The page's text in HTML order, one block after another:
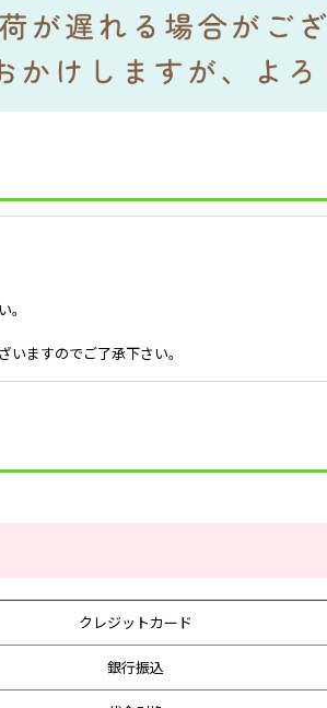
ますのでご了承下さい。
クレジットカード
銀行振込